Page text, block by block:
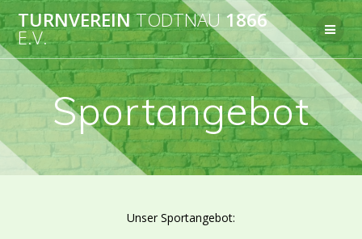
Zum
Inhalt
springen
TURNVEREINTODTNAU1866
E.V.
Sportangebot
Unser Sportangebot: